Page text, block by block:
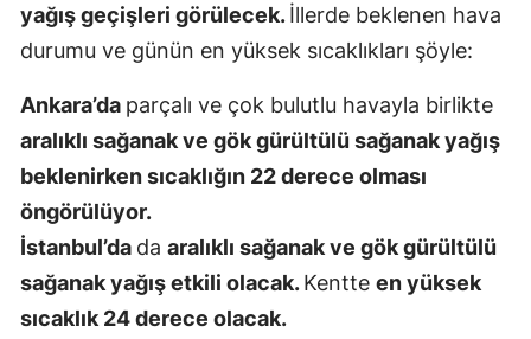
Manisa
Mardin
Nevşehir
yağış geçişleri görülecek.İllerde beklenen hava
durumu ve günün en yüksek sıcaklıkları şöyle:
Ankara’da parçalı ve çok bulutlu havayla birlikte
aralıklı sağanak ve gök gürültülü sağanak yağış
beklenirken sıcaklığın 22 derece olması
öngörülüyor.
İstanbul’da da aralıklı sağanak ve gök gürültülü
sağanak yağış etkili olacak.Kentte en yüksek
sıcaklık 24 derece olacak.